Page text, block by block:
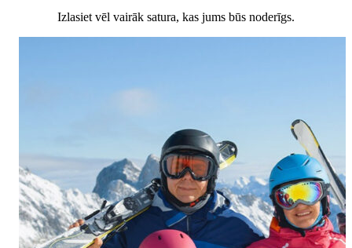
Izlasiet vēl vairāk satura, kas jums būs noderīgs.